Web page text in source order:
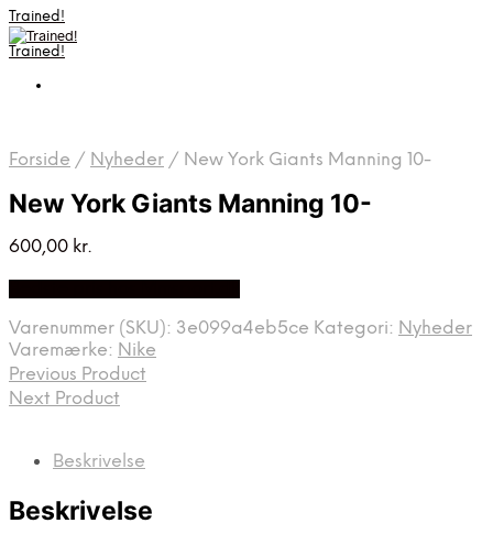
Trained!
Trained!
Forside / Nyheder / New York Giants Manning 10-
New York Giants Manning 10-
600,00 kr.
Varenummer (SKU): 3e099a4eb5ce Kategori: Nyheder
Varemærke: Nike
Previous Product
Next Product
Beskrivelse
Beskrivelse